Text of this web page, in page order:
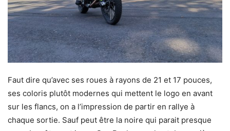
Faut dire qu’avec ses roues à rayons de 21 et 17 pouces,
ses coloris plutôt modernes qui mettent le logo en avant
sur les flancs, on a l’impression de partir en rallye à
chaque sortie. Sauf peut être la noire qui parait presque